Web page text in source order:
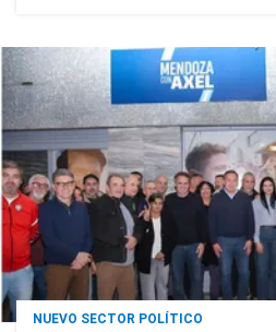
NUEVO SECTOR POLÍTICO